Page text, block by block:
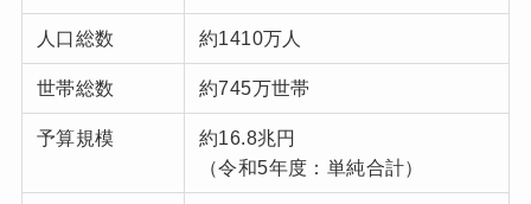
人口総数 約1410万人
世帯総数 約745万世帯
予算規模
約16.8兆円
（令和5年度：単純合計）